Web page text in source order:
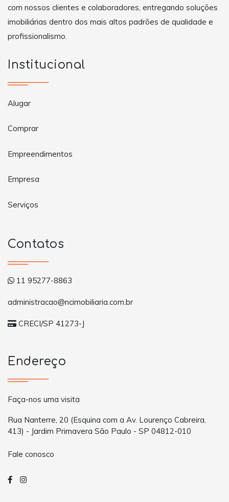
com nossos clientes e colaboradores, entregando soluções
imobiliárias dentro dos mais altos padrões de qualidade e
profissionalismo.
Institucional
Alugar
Comprar
Empreendimentos
Empresa
Serviços
Contatos
11 95277-8863
administracao@ncimobiliaria.com.br
CRECI/SP 41273-J
Endereço
Faça-nos uma visita
Rua Nanterre, 20 (Esquina com a Av. Lourenço Cabreira,
413) - Jardim Primavera São Paulo - SP 04812-010
Fale conosco